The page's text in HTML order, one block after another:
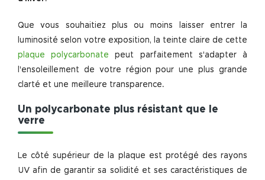
Que vous souhaitiez plus ou moins laisser entrer la
luminosité selon votre exposition, la teinte claire de cette
plaque polycarbonate peut parfaitement s'adapter à
l'ensoleillement de votre région pour une plus grande
clarté et une meilleure transparence.
Un polycarbonate plus résistant que le
verre
Le côté supérieur de la plaque est protégé des rayons
UV afin de garantir sa solidité et ses caractéristiques de